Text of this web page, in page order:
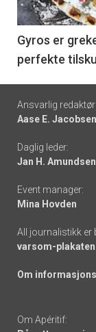
-
6
Gyros er
perfekte
Footer
-
links
Ansvarlig redaktør:
Aase E. Jacobsen
Daglig leder:
Jan H. Amundsen
Event manager:
Mina Hovden
All journalistikk er
varsom-plakaten
Om
Om Apéritif: